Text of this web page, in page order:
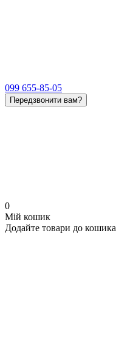
099 655-85-05
Передзвонити вам?
0
Мій кошик
Додайте товари до кошика